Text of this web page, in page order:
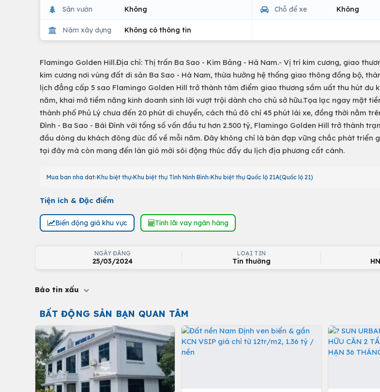
Sân vườn Không Chỗ để xe Không
Năm xây dựng Không có thông tin
Flamingo Golden Hill.Địa chỉ: Thị trấn Ba Sao - Kim Bảng - Hà Nam.- Vị trí kim cương, giao
kim cương nơi vùng đất di sản Ba Sao - Hà Nam, thừa hưởng hệ thống giao thông đồng bộ,
lịch đẳng cấp 5 sao Flamingo Golden Hill trở thành tâm điểm giao thương sầm uất thu hút du
năm, khai mở tiềm năng kinh doanh sinh lời vượt trội dành cho chủ sở hữu.Tọa lạc ngay mặt
thành phố Phủ Lý chưa đến 20 phút di chuyển, cách thủ đô chỉ 45 phút lái xe, đồng thời nằm
Đình - Ba Sao - Bái Đính với tổng số vốn đầu tư hơn 2.500 tỷ, Flamingo Golden Hill trở thành
đầu dòng du khách đông đúc đổ về mỗi năm. Đây không chỉ là bàn đạp vững chắc phát triển
tại đây mà còn mang đến làn gió mới sôi động thúc đẩy du lịch địa phương cất cánh.
Mua ban nha dat Khu biệt thự Khu biệt thự Tỉnh Ninh Bình Khu biệt thự Quốc lộ 21A(Quốc lộ 21)
Tiện ích & Đặc điểm
Biến động giá khu vực Tính lãi vay ngân hàng
NGÀY ĐĂNG
25/03/2024
LOẠI TIN
Tin thường
Báo tin xấu
BẤT ĐỘNG SẢN BẠN QUAN TÂM